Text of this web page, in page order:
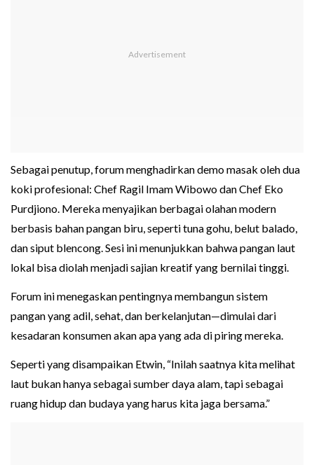
Sebagai penutup, forum menghadirkan demo masak oleh dua
koki profesional: Chef Ragil Imam Wibowo dan Chef Eko
Purdjiono. Mereka menyajikan berbagai olahan modern
berbasis bahan pangan biru, seperti tuna gohu, belut balado,
dan siput blencong. Sesi ini menunjukkan bahwa pangan laut
lokal bisa diolah menjadi sajian kreatif yang bernilai tinggi.
Forum ini menegaskan pentingnya membangun sistem
pangan yang adil, sehat, dan berkelanjutan—dimulai dari
kesadaran konsumen akan apa yang ada di piring mereka.
Seperti yang disampaikan Etwin, “Inilah saatnya kita melihat
laut bukan hanya sebagai sumber daya alam, tapi sebagai
ruang hidup dan budaya yang harus kita jaga bersama.”